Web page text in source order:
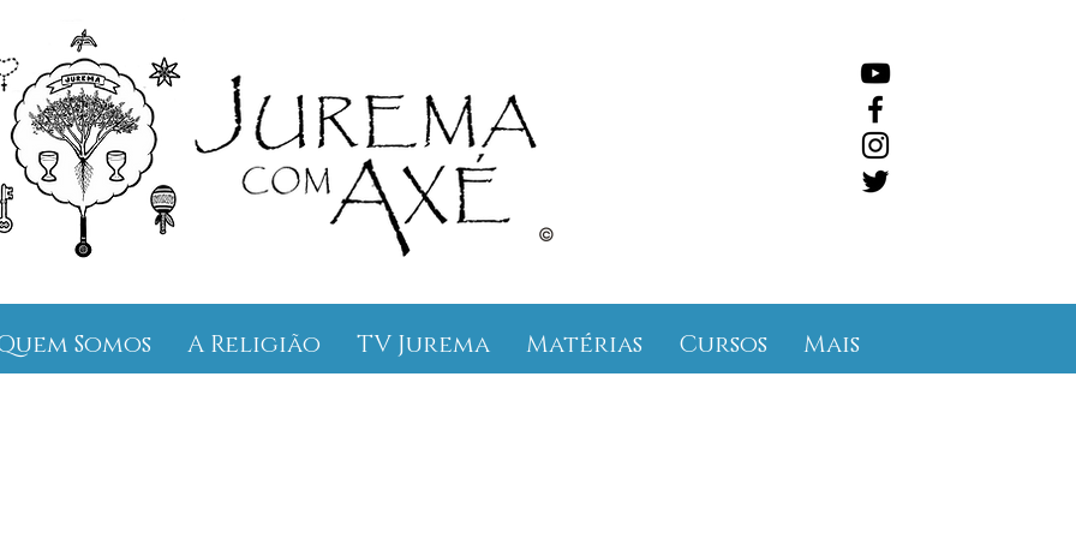
©
Somos A Religião TV Jurema Matérias Cursos Mais